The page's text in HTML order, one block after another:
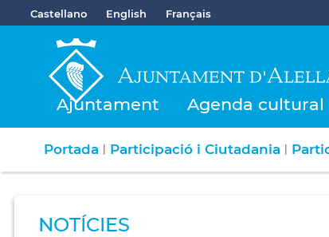
Castellano English Français
Ajuntament Agenda cultural
Portada | Participació i Ciutadania |
NOTÍCIES